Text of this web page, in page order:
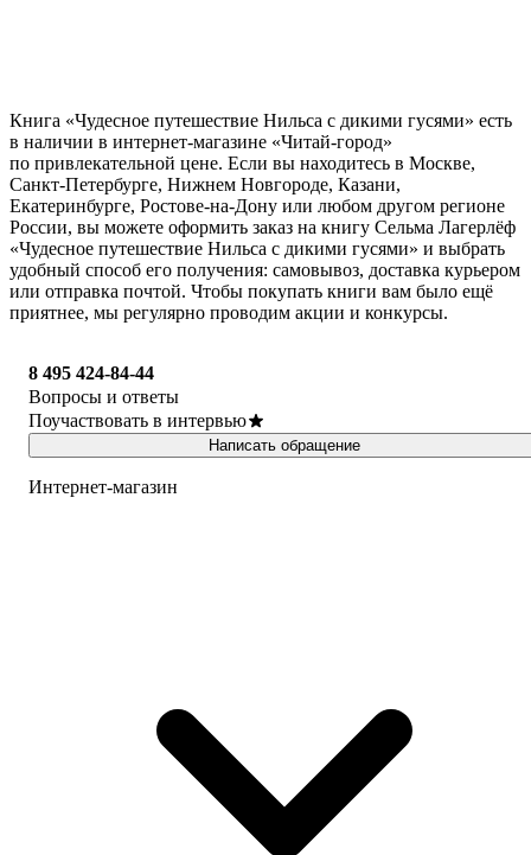
Книга «Чудесное путешествие Нильса с дикими гусями» есть
в наличии в интернет-магазине «Читай-город»
по привлекательной цене. Если вы находитесь в Москве,
Санкт-Петербурге, Нижнем Новгороде, Казани,
Екатеринбурге, Ростове-на-Дону или любом другом регионе
России, вы можете оформить заказ на книгу Сельма Лагерлёф
«Чудесное путешествие Нильса с дикими гусями» и выбрать
удобный способ его получения: самовывоз, доставка курьером
или отправка почтой. Чтобы покупать книги вам было ещё
приятнее, мы регулярно проводим акции и конкурсы.
8 495 424-84-44
Вопросы и ответы
Поучаствовать в интервью
Написать обращение
Интернет-магазин